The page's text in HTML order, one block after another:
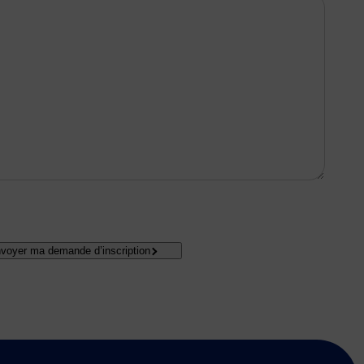
ma demande d’inscription